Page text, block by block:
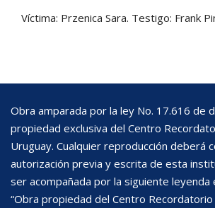
Víctima: Przenica Sara. Testigo: Frank
Obra amparada por la ley No. 17.616 de
propiedad exclusiva del Centro
Uruguay. Cualquier reproducción deberá
autorización previa y escrita de esta
ser acompañada por la siguiente leyenda
“Obra propiedad del Centro